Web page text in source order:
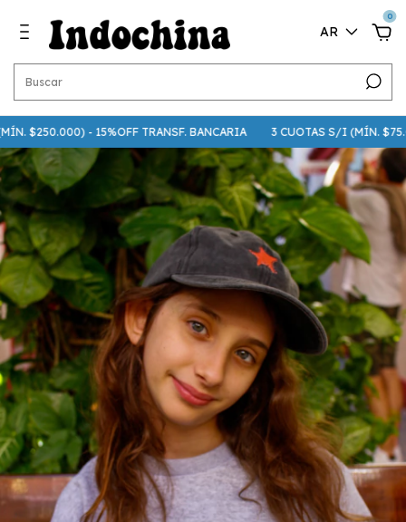
AR
0
- 15%OFF TRANSF. BANCARIA 3 CUOTAS S/I (MÍN. $75.000)